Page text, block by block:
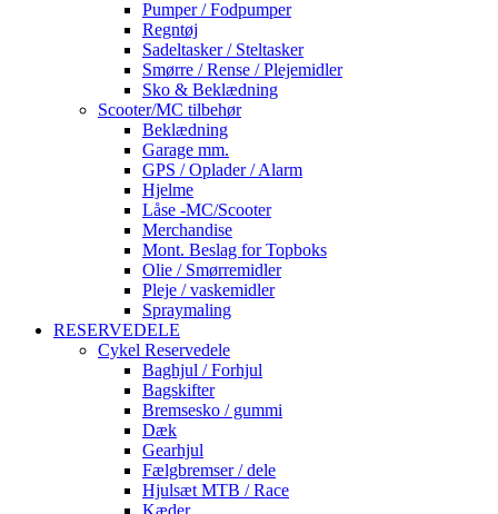
Pumper / Fodpumper
Regntøj
Sadeltasker / Steltasker
Smørre / Rense / Plejemidler
Sko & Beklædning
Scooter/MC tilbehør
Beklædning
Garage mm.
GPS / Oplader / Alarm
Hjelme
Låse -MC/Scooter
Merchandise
Mont. Beslag for Topboks
Olie / Smørremidler
Pleje / vaskemidler
Spraymaling
RESERVEDELE
Cykel Reservedele
Baghjul / Forhjul
Bagskifter
Bremsesko / gummi
Dæk
Gearhjul
Fælgbremser / dele
Hjulsæt MTB / Race
Kæder